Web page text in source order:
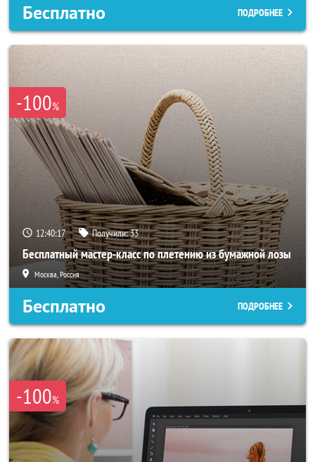
Бесплатно ПОДРОБНЕЕ
-100%
12:40:17 Получили:33
Бесплатный мастер-класс по плетению из бумажной лозы
Москва, Россия
Бесплатно ПОДРОБНЕЕ
-100%